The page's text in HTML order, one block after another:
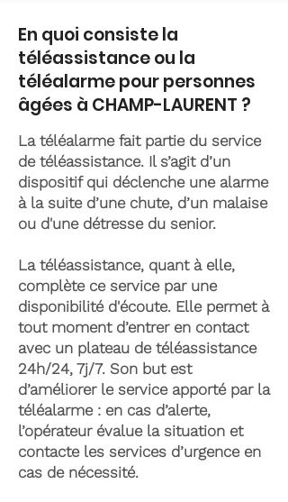
En quoi consiste la
téléassistance ou la
téléalarme pour personnes
âgées à CHAMP-LAURENT ?
La téléalarme fait partie du service
de téléassistance. Il s’agit d’un
dispositif qui déclenche une alarme
à la suite d’une chute, d’un malaise
ou d'une détresse du senior.
La téléassistance, quant à elle,
complète ce service par une
disponibilité d'écoute. Elle permet à
tout moment d’entrer en contact
avec un plateau de téléassistance
24h/24, 7j/7. Son but est
d’améliorer le service apporté par la
téléalarme : en cas d’alerte,
l’opérateur évalue la situation et
contacte les services d’urgence en
cas de nécessité.